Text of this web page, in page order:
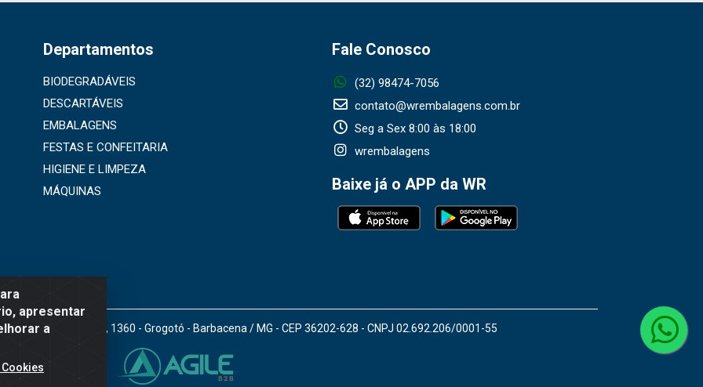
apresentar
a
Departamentos
BIODEGRADÁVEIS
DESCARTÁVEIS
EMBALAGENS
FESTAS E CONFEITARIA
HIGIENE E LIMPEZA
MÁQUINAS
Fale Conosco
(32) 98474-7056
contato@wrembalagens.com.br
Seg a Sex 8:00 às 18:00
wrembalagens
Baixe já o APP da WR
Gomes de Araújo, 1360 - Grogotó - Barbacena / MG - CEP 36202-628 - CNPJ 02.692.206/0001-55